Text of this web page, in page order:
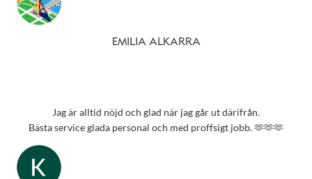
EMILIA ALKARRA
Jag är alltid nöjd och glad när jag går ut därifrån.
Bästa service glada personal och med proffsigt jobb. 🫶🫶🫶